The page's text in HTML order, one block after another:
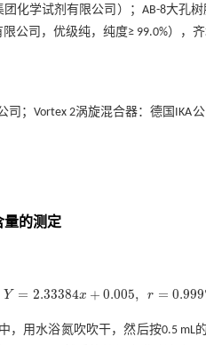
学试剂有限公司）；AB-8大孔树
公司，优级纯，纯度≥ 99.0%），
；Vortex 2涡旋混合器：德国IKA
量的测定
Y = 2.33384x + 0.005, r =
Y= 2.33384x+0.005,r =0.9997
，用水浴氮吹吹干，然后按0.5 mL